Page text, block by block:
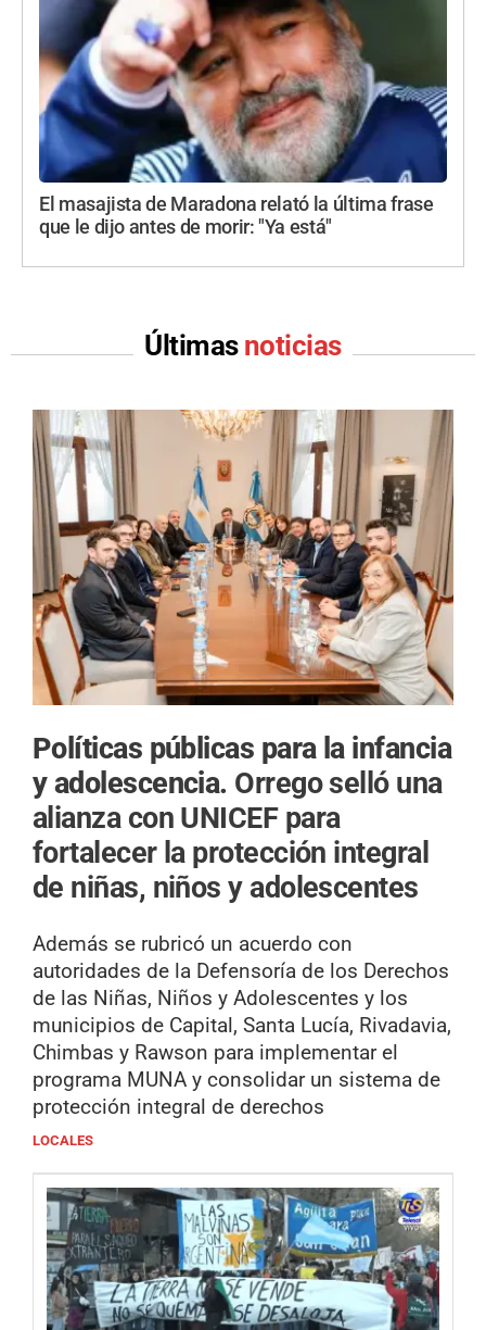
El masajista de Maradona relató la última frase
que le dijo antes de morir: "Ya está"
Últimas noticias
Políticas públicas para la infancia
y adolescencia. Orrego selló una
alianza con UNICEF para
fortalecer la protección integral
de niñas, niños y adolescentes
Además se rubricó un acuerdo con
autoridades de la Defensoría de los Derechos
de las Niñas, Niños y Adolescentes y los
municipios de Capital, Santa Lucía, Rivadavia,
Chimbas y Rawson para implementar el
programa MUNA y consolidar un sistema de
protección integral de derechos
LOCALES